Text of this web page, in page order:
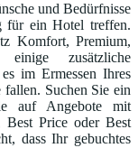
und Bedürfnisse
für ein Hotel treffen.
Komfort, Premium,
zusätzliche
im Ermessen Ihres
fallen. Suchen Sie ein
auf Angebote mit
Best Price oder Best
dass Ihr gebuchtes